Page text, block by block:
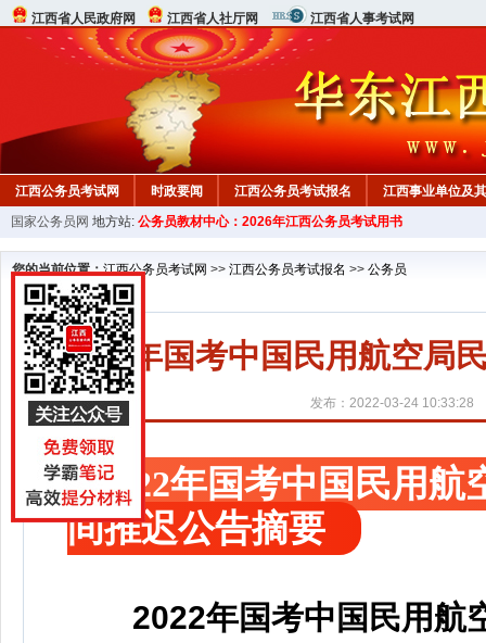
江西省人民政府网 江西省人社厅网 江西省人事考试网
江西公务员考试网 时政要闻 江西公务员考试报名 江西事业单位及
行测真题 在线咨询 教材中心
国家公务员网 地方站: 公务员教材中心：2026年江西公务员考试用书
您的当前位置：江西公务员考试网 >> 江西公务员考试报名 >> 公务员
2022年国考中国民用航空局
发布：2022-03-24 10:33:28
2022年国考中国民用
间推迟公告摘要
2022年国考中国民用航